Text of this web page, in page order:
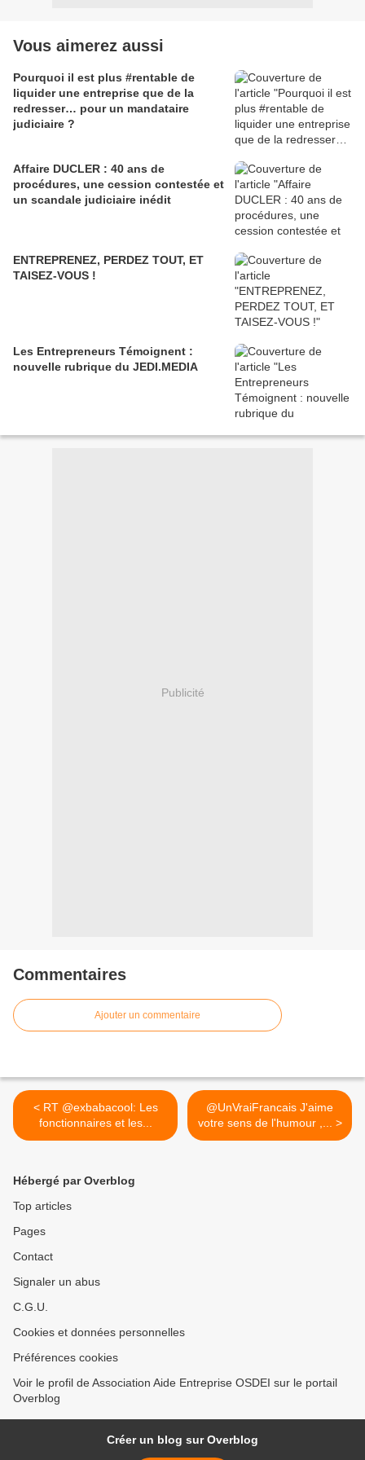
Vous aimerez aussi
Pourquoi il est plus #rentable de
liquider une entreprise que de la
redresser… pour un mandataire
judiciaire ?
Affaire DUCLER : 40 ans de
procédures, une cession contestée et
un scandale judiciaire inédit
ENTREPRENEZ, PERDEZ TOUT, ET
TAISEZ-VOUS !
Les Entrepreneurs Témoignent :
nouvelle rubrique du JEDI.MEDIA
Publicité
Commentaires
Ajouter un commentaire
< RT @exbabacool: Les
fonctionnaires et les...
@UnVraiFrancais J'aime
votre sens de l'humour ,... >
Hébergé par Overblog
Top articles
Pages
Contact
Signaler un abus
C.G.U.
Cookies et données personnelles
Préférences cookies
Voir le profil de Association Aide Entreprise OSDEI sur le portail
Overblog
Créer un blog sur Overblog